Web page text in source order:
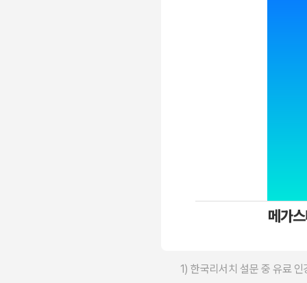
메가
1) 한국리서치 설문 중 유료